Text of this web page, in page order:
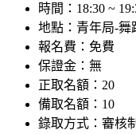
時間： 18:30 ~
地點： 青年局-舞
報名費： 免費
保證金： 無
正取名額： 20
備取名額： 10
錄取方式： 審核制